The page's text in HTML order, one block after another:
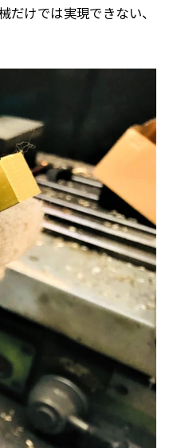
けでは実現できない、